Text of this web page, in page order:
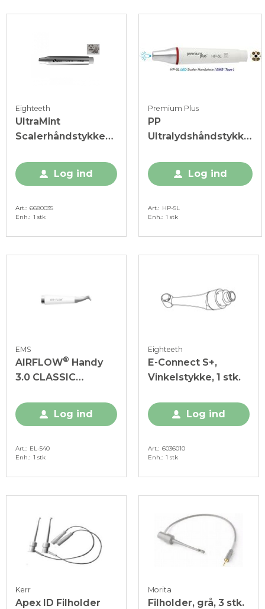
Eighteeth
UltraMint
Scalerhåndstykke
Log ind
Art.
6680035
Enh.
1 stk
Premium Plus
PP
Ultralydshåndstykke,
Log ind
Art.
HP-5L
Enh.
1 stk
EMS
AIRFLOW® Handy
3.0 CLASSIC
stk.
Log ind
Art.
EL-540
Enh. 1 stk
Eighteeth
E-Connect S+,
Vinkelstykke, 1 stk.
Log ind
Art. 6036010
Enh. 1 stk
Kerr
Apex ID Filholder
Morita
Filholder, grå, 3 stk.